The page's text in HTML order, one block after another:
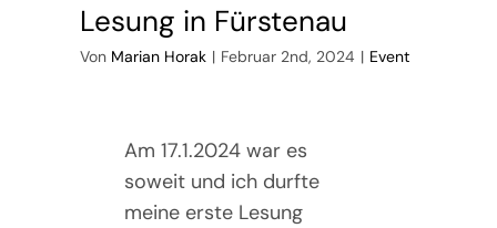
Lesung in Fürstenau
Von Marian Horak | Februar 2nd, 2024 | Event
Am 17.1.2024 war es
soweit und ich durfte
meine erste Lesung